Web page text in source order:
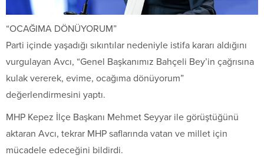
“OCAĞIMA DÖNÜYORUM”
Parti içinde yaşadığı sıkıntılar nedeniyle istifa kararı aldığını
vurgulayan Avcı, “Genel Başkanımız Bahçeli Bey’in çağrısına
kulak vererek, evime, ocağıma dönüyorum”
değerlendirmesini yaptı.
MHP Kepez İlçe Başkanı Mehmet Seyyar ile görüştüğünü
aktaran Avcı, tekrar MHP saflarında vatan ve millet için
mücadele edeceğini bildirdi.